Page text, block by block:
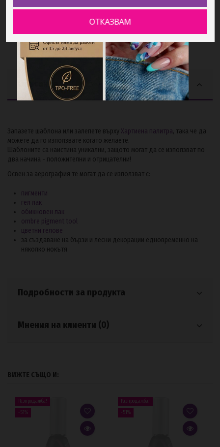
Описание
Запазете шаблона или залепете върху Хартиена палитра, така че да
можете да го използвате когато желаете.
Шаблоните са наистина уникални, защото могат да се използват по
два начина - положителни и отрицателни!
Освен за аерография те могат да се използват с:
пигменти
гел лак
обикновен лак
ombre pigment tool
цветни гелове
за създаване на бързи и лесни декорации едновременно на
няколко нокътя
Подробности за продукта
Мнения на клиенти (0)
ВИЖТЕ СЪЩО И:
Разпродажба!
-51%
Разпродажба!
-51%
ОТКАЗВАМ